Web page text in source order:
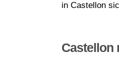
in Castellon
Castellon